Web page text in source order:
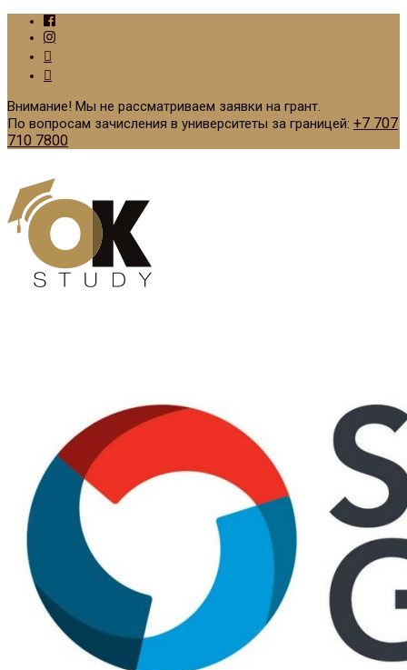
Внимание! Мы не рассматриваем заявки на грант.
По вопросам зачисления в университеты за границей: +7 707
710 7800